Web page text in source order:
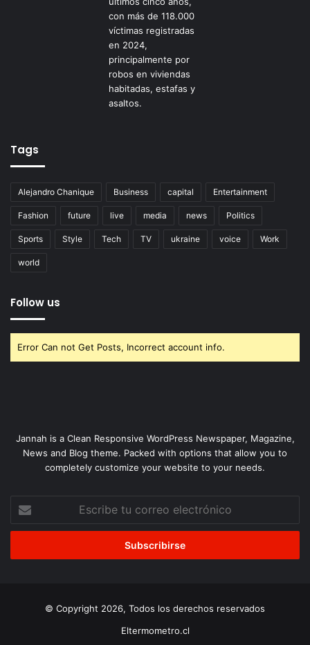
Tags
Alejandro Chanique Business capital Entertainment
Fashion future live media news Politics
Sports Style Tech TV ukraine voice Work
world
Follow us
Error Can not Get Posts, Incorrect account info.
Jannah is a Clean Responsive WordPress Newspaper, Magazine,
News and Blog theme. Packed with options that allow you to
completely customize your website to your needs.
correo
© Copyright 2026, Todos los derechos reservados
Eltermometro.cl